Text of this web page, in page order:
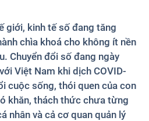
giới, kinh tế số đang tăng
chìa khoá cho không ít nền
Chuyển đổi số đang ngày
Việt Nam khi dịch COVID-
cuộc sống, thói quen của con
khăn, thách thức chưa từng
nhân và cả cơ quan quản lý